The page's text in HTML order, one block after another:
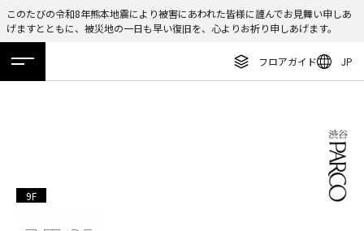
このたびの令和8年熊本地震により被害にあわれた皆様に謹んでお見舞い申しあ
げますとともに、被災地の一日も早い復旧を、心よりお祈り申しあげます。
フロアガイド JP
ホーム 特集 ニュース イベント アクセス
イベント・ポップアップ
ENGLISH
繁体字
日本語
9F